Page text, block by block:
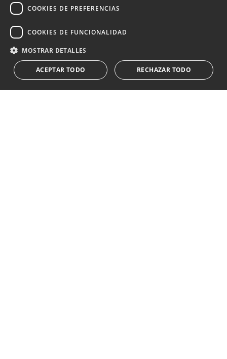
Acepto el
Le informamos que los datos personales obtenidos mediante
este formulario...Expandir
COOKIES DE PREFERENCIAS
COOKIES DE FUNCIONALIDAD
MOSTRAR DETALLES
ACEPTAR TODO RECHAZAR TODO